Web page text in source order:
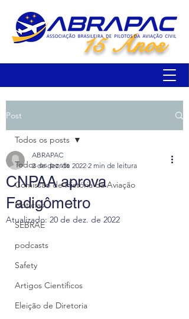
15 Anos
Post
Todos os posts
Comissão de História da Aviação
Notícias
SEBRAE
podcasts
Safety
Artigos Científicos
Eleição de Diretoria
Todos os posts
CNPAA aprova
Fadigômetro
ABRAPAC
2 de dez. de 2022 2 min de leitura
Atualizado: 20 de dez. de 2022